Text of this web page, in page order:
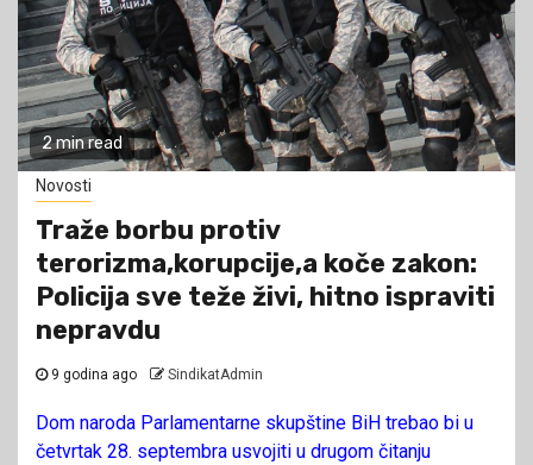
2 min read
Novosti
Traže borbu protiv
terorizma,korupcije,a koče zakon:
Policija sve teže živi, hitno ispraviti
nepravdu
9 godina ago SindikatAdmin
Dom naroda Parlamentarne skupštine BiH trebao bi u
četvrtak 28. septembra usvojiti u drugom čitanju